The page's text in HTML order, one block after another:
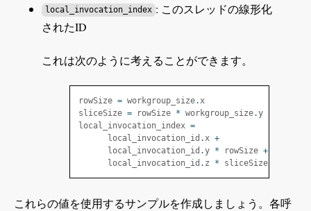
local_invocation_index : このスレッドの線形化
されたID
これは次のように考えることができます。
rowSize = workgroup_size. x
sliceSize = rowSize * workgroup_size.y
local_invocation_index =
      local_invocation_id
. x +
      local_invocation_id
.y * rowSize +
      local_invocation_id
. z * sliceSize
これらの値を使用するサンプルを作成しましょう。各呼